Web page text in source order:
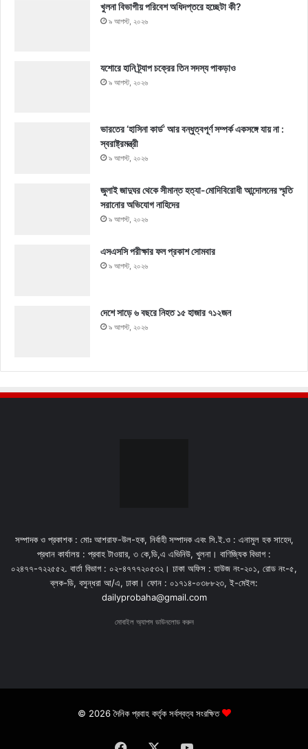
খুলনা বিভাগীয় পরিবেশ অধিদপ্তরে হচ্ছেটা কী?
৯ আগস্ট, ২০২৬
যশোরে হানি ট্র্যাপ চক্রের তিন সদস্য পাকড়াও
৯ আগস্ট, ২০২৬
ভারতের ‘হাসিনা কার্ড’ আর বন্ধুত্বপূর্ণ সম্পর্ক একসঙ্গে যায় না :
স্বরাষ্ট্রমন্ত্রী
৯ আগস্ট, ২০২৬
জুলাই জাদুঘর থেকে সীমান্ত হত্যা-মোদিবিরোধী আন্দোলনের স্মৃতি
সরানোর অভিযোগ নাহিদের
৯ আগস্ট, ২০২৬
এসএসসি পরীক্ষার ফল প্রকাশ সোমবার
৯ আগস্ট, ২০২৬
দেশে সাড়ে ৬ বছরে নিহত ১৫ হাজার ৭১২জন
৯ আগস্ট, ২০২৬
সম্পাদক ও প্রকাশক : মোঃ আশরাফ-উল-হক, নির্বাহী সম্পাদক এবং সি.ই.ও : এনামুল হক সাহেদ,
প্রধান কার্যালয় : প্রবাহ টাওয়ার, ৩ কে,ডি,এ এভিনিউ, খুলনা। বাণিজ্যিক বিভাগ :
০২৪৭৭-৭২২৫৫২. বার্তা বিভাগ : ০২-৪৭৭৭২০৫৩২। ঢাকা অফিস : হাউজ নং-২০১, রোড নং-৫,
ব্লক-ডি, বসুন্ধরা আ/এ, ঢাকা। ফোন : ০১৭১৪-০৩৮৮২৩, ই-মেইল:
dailyprobaha@gmail.com
মোবাইল অ্যাপস ডাউনলোড করুন
© 2026 দৈনিক প্রবাহ কর্তৃক সর্বস্বত্ব সংরক্ষিত